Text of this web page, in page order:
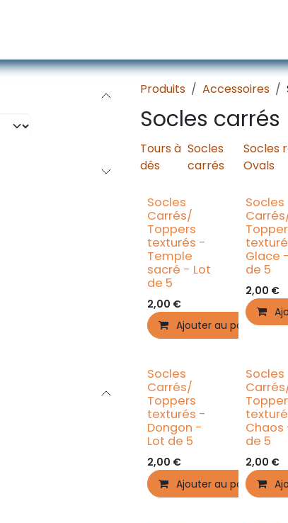
Produits Accessoires
Socles carrés
Tours à
dés
Socles
carrés
Socles
Ovals
Socles
Carrés/
Toppers
texturés -
Temple
sacré - Lot
de 5
2,00 €
Ajouter au panier
Socles
Glace
de 5
2,00 €
Socles
Carrés/
Toppers
texturés -
Dongon -
Lot de 5
2,00 €
Ajouter au panier
Socles
Chaos
de 5
2,00 €